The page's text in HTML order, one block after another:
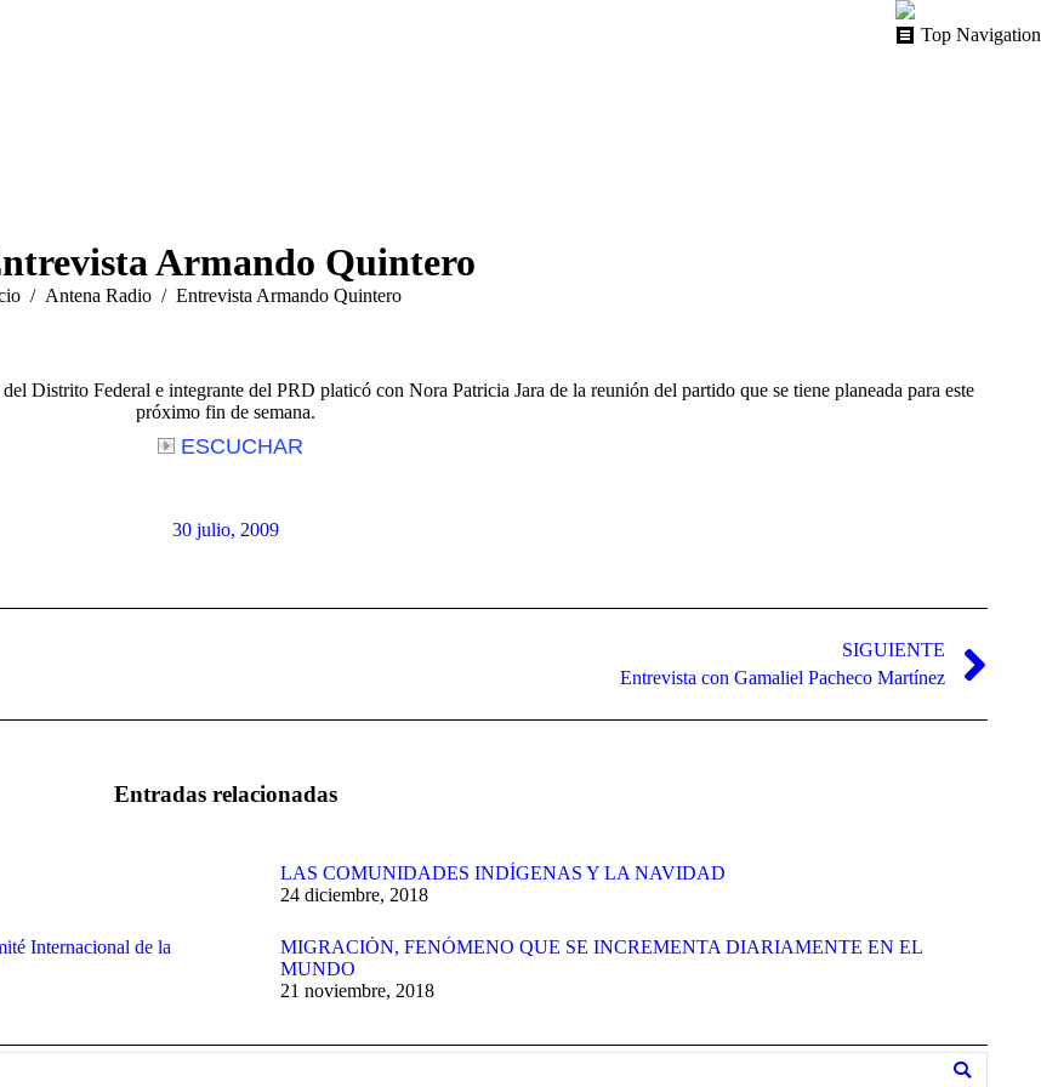
Top Navigation
Armando Quintero
aquí:Antena Radio Entrevista Armando Quintero
Distrito Federal e integrante del PRD platicó con Nora Patricia Jara de la reunión del partido que se tiene planeada para este
próximo fin de semana.
ESCUCHAR
30 julio, 2009
SIGUIENTE
Entrevista con Gamaliel Pacheco Martínez
Entradas relacionadas
LAS COMUNIDADES INDÍGENAS Y LA NAVIDAD
24 diciembre, 2018
Internacional de la
MIGRACIÓN, FENÓMENO QUE SE INCREMENTA DIARIAMENTE EN EL
MUNDO
21 noviembre, 2018